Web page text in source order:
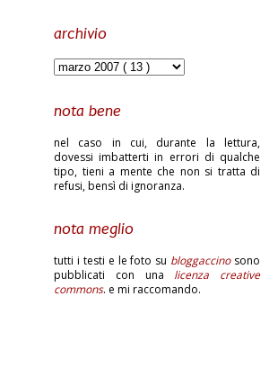
archivio
nota bene
nel caso in cui, durante la lettura,
dovessi imbatterti in errori di qualche
tipo, tieni a mente che non si tratta di
refusi, bensì di ignoranza.
nota meglio
tutti i testi e le foto su bloggaccinosono
pubblicati con una licenza creative
commons. e mi raccomando.